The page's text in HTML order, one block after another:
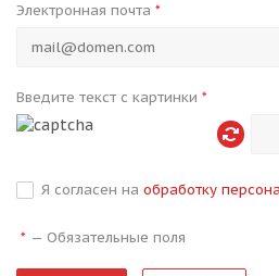
Электронная почта *
Введите текст с картинки *
Я согласен на обработку
* — Обязательные поля